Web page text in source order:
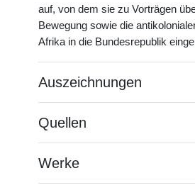
auf, von dem sie zu Vorträgen
Bewegung sowie die
Afrika in die Bundesrepublik
Auszeichnungen
Quellen
Werke